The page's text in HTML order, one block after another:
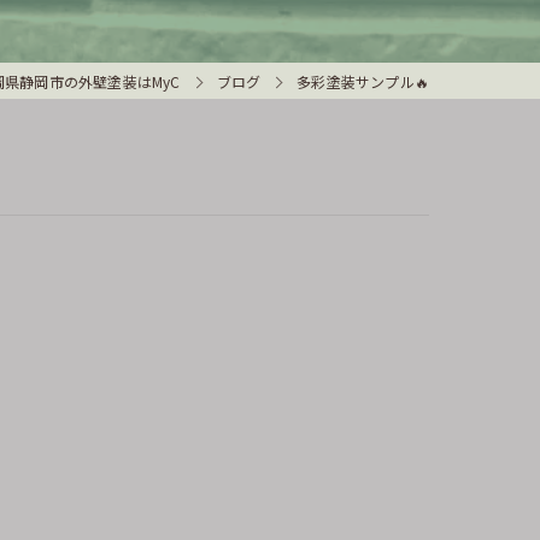
県静岡市の外壁塗装はMyC ブログ 多彩塗装サンプル🔥